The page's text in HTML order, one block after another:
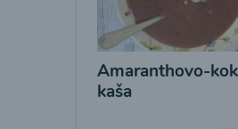
Amaranthovo-
kaša